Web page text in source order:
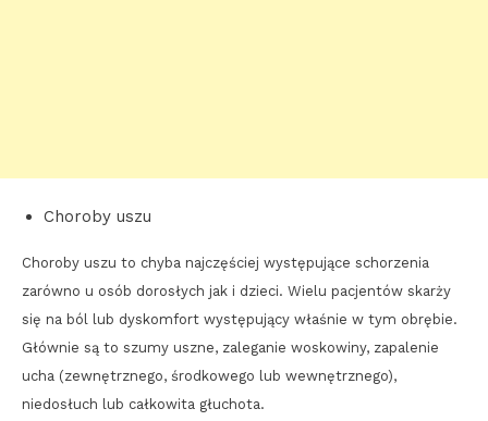
Choroby uszu
Choroby uszu to chyba najczęściej występujące schorzenia
zarówno u osób dorosłych jak i dzieci. Wielu pacjentów skarży
się na ból lub dyskomfort występujący właśnie w tym obrębie.
Głównie są to szumy uszne, zaleganie woskowiny, zapalenie
ucha (zewnętrznego, środkowego lub wewnętrznego),
niedosłuch lub całkowita głuchota.